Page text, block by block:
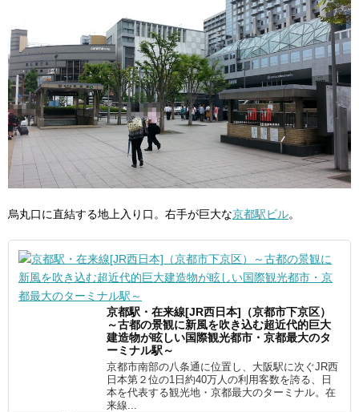
烏丸口に直結する地上入り口。右手が巨大な京都駅ビル。
京都駅・在来線[JR西日本]（京都市下京区）
～古都の景観に新風を吹き込む超近代的巨大
建造物が眩しい国際観光都市・京都最大のタ
ーミナル駅～
京都市南部の八条通に位置し、大阪駅に次ぐJR西
日本第２位の1日約40万人の利用客数を誇る、日
本を代表する観光地・京都最大のターミナル。在
来線...